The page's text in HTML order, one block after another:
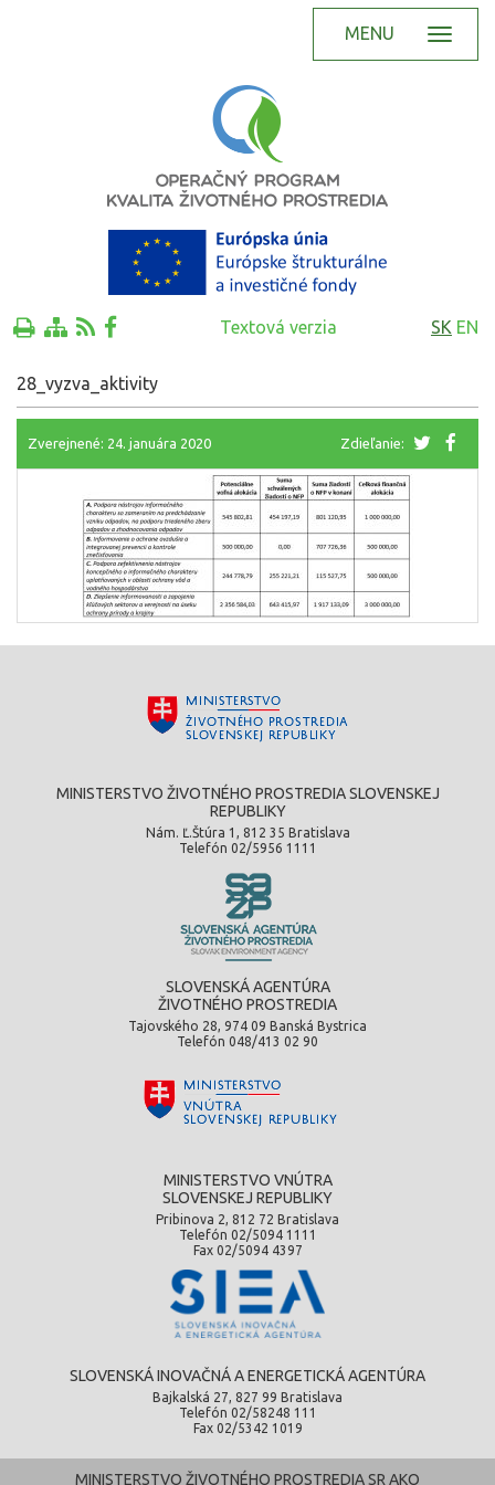
MENU
Textová verzia SK EN
28_vyzva_aktivity
Zverejnené: 24. januára 2020 Zdieľanie:
MINISTERSTVO ŽIVOTNÉHO PROSTREDIA SLOVENSKEJ
REPUBLIKY
Nám. Ľ.Štúra 1, 812 35 Bratislava
Telefón 02/5956 1111
SLOVENSKÁ AGENTÚRA
ŽIVOTNÉHO PROSTREDIA
Tajovského 28, 974 09 Banská Bystrica
Telefón 048/413 02 90
MINISTERSTVO VNÚTRA
SLOVENSKEJ REPUBLIKY
Pribinova 2, 812 72 Bratislava
Telefón 02/5094 1111
Fax 02/5094 4397
SLOVENSKÁ INOVAČNÁ A ENERGETICKÁ AGENTÚRA
Bajkalská 27, 827 99 Bratislava
Telefón 02/58248 111
Fax 02/5342 1019
MINISTERSTVO ŽIVOTNÉHO PROSTREDIA SR AKO